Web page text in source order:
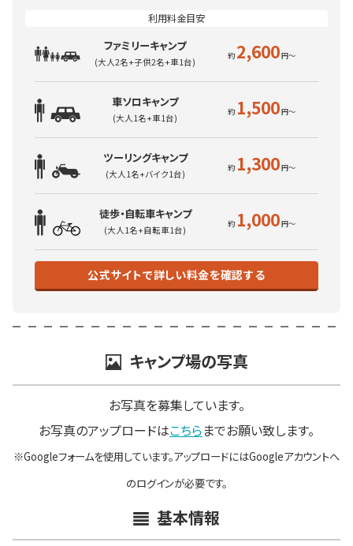
ファミリーキャンプ
(大人2名+子供2名+車1台) 2,600
車ソロキャンプ
(大人1名+車1台) 1,500
ツーリングキャンプ
(大人1名+バイク1台) 1,300
徒歩・自転車キャンプ
(大人1名+自転車1台) 1,000
公式サイトで詳しい料金を確認する
キャンプ場の写真
お写真を募集しています。
お写真のアップロードはこちらまでお願い致します。
※Googleフォームを使用しています。アップロードにはGoogleアカウントへ
のログインが必要です。
基本情報